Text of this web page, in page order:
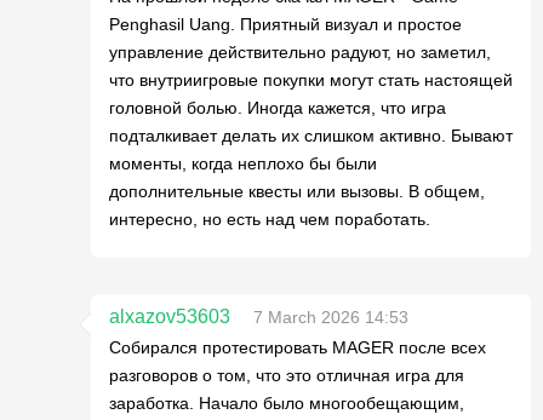
Penghasil Uang. Приятный визуал и простое
управление действительно радуют, но заметил,
что внутриигровые покупки могут стать настоящей
головной болью. Иногда кажется, что игра
подталкивает делать их слишком активно. Бывают
моменты, когда неплохо бы были
дополнительные квесты или вызовы. В общем,
интересно, но есть над чем поработать.
alxazov53603
7 March 2026 14:53
Собирался протестировать MAGER после всех
разговоров о том, что это отличная игра для
заработка. Начало было многообещающим,